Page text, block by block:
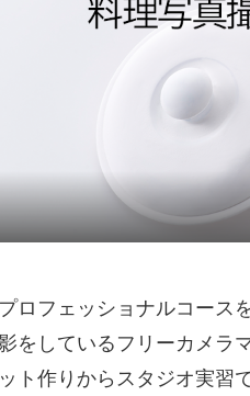
ロフェッショナルコース
をしているフリーカメラ
ト作りからスタジオ実習